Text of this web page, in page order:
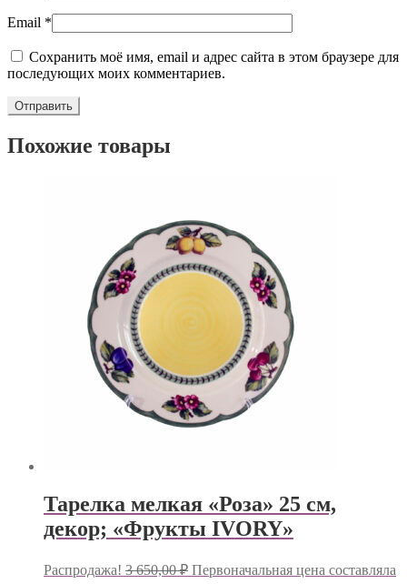
Email *
Сохранить моё имя, email и адрес сайта в этом браузере для
последующих моих комментариев.
Похожие товары
Тарелка мелкая «Роза» 25 см,
декор; «Фрукты IVORY»
Распродажа! 3 650,00₽ Первоначальная цена составляла